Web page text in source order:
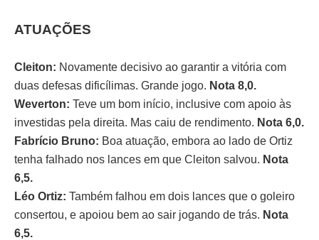
ATUAÇÕES
Cleiton: Novamente decisivo ao garantir a vitória com
duas defesas dificílimas. Grande jogo. Nota 8,0.
Weverton: Teve um bom início, inclusive com apoio às
investidas pela direita. Mas caiu de rendimento. Nota 6,0.
Fabrício Bruno: Boa atuação, embora ao lado de Ortiz
tenha falhado nos lances em que Cleiton salvou. Nota
6,5.
Léo Ortiz: Também falhou em dois lances que o goleiro
consertou, e apoiou bem ao sair jogando de trás. Nota
6,5.